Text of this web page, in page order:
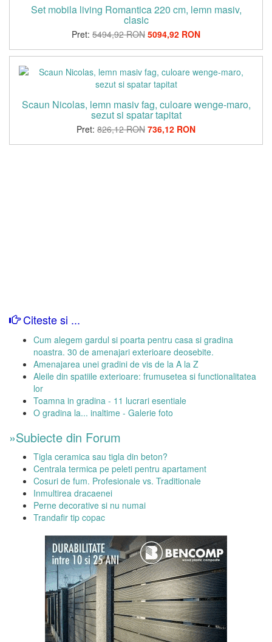
Set mobila living Romantica 220 cm, lemn masiv,
clasic
Pret: 5494,92 RON 5094,92 RON
Scaun Nicolas, lemn masiv fag, culoare wenge-maro,
sezut si spatar tapitat
Pret: 826,12 RON 736,12 RON
Citeste si ...
Cum alegem gardul si poarta pentru casa si gradina
noastra. 30 de amenajari exterioare deosebite.
Amenajarea unei gradini de vis de la A la Z
Aleile din spatiile exterioare: frumusetea si functionalitatea
lor
Toamna in gradina - 11 lucrari esentiale
O gradina la... inaltime - Galerie foto
»Subiecte din Forum
Tigla ceramica sau tigla din beton?
Centrala termica pe peleti pentru apartament
Cosuri de fum. Profesionale vs. Traditionale
Inmultirea dracaenei
Perne decorative si nu numai
Trandafir tip copac